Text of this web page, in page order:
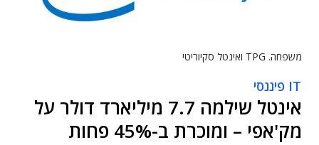
משפחה. TPG ואינטל סקיוריטי
IT פיננסי
אינטל שילמה 7.7 מיליארד דולר על
מק'אפי – ומוכרת ב-45% פחות